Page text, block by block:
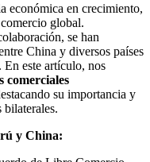
económica en crecimiento,
global.
se han
China y diversos países
este artículo, nos
comerciales
su importancia y
bilaterales.
y China: